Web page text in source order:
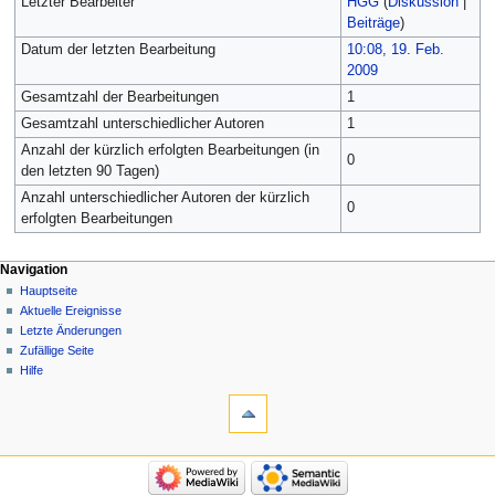
Beiträge)
Datum der letzten Bearbeitung
10:08, 19. Feb.
2009
Gesamtzahl der Bearbeitungen
1
Gesamtzahl unterschiedlicher Autoren
1
Anzahl der kürzlich erfolgten Bearbeitungen (in
den letzten 90 Tagen)
0
Anzahl unterschiedlicher Autoren der kürzlich
erfolgten Bearbeitungen
0
Navigation
Hauptseite
Aktuelle Ereignisse
Letzte Änderungen
Zufällige Seite
Hilfe